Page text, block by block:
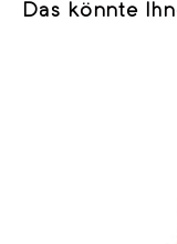
Das könnte